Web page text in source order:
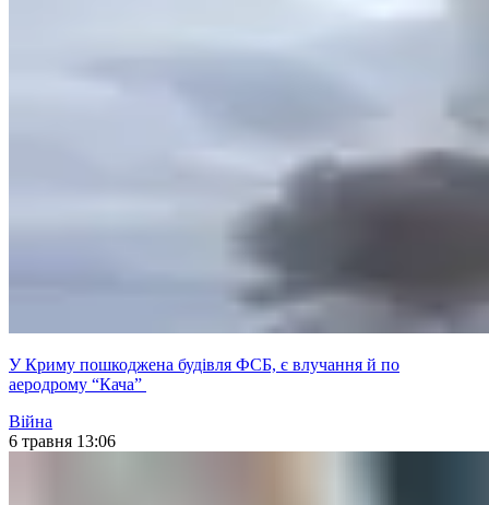
У Криму пошкоджена будівля ФСБ, є влучання й по
аеродрому “Кача”
Війна
6 травня 13:06